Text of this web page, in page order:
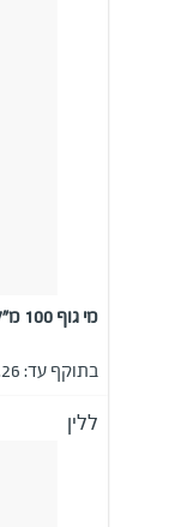
מי גוף 100 מ"ל ב-45 ₪ במקום 99.90 ₪
בתוקף עד: 31.08.26
ללין